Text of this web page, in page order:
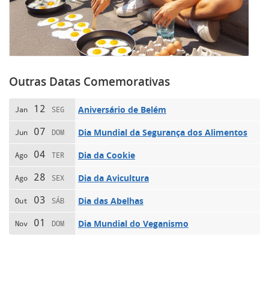
Outras Datas Comemorativas
Jan 12 SEG Aniversário de Belém
Jun 07 DOM Dia Mundial da Segurança dos Alimentos
Ago 04 TER Dia da Cookie
Ago 28 SEX Dia da Avicultura
Out 03 SÁB Dia das Abelhas
Nov 01 DOM Dia Mundial do Veganismo